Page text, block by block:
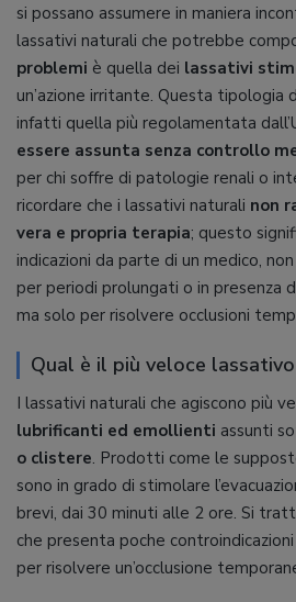
si possano assumere in maniera
lassativi naturali che potrebbe
problemi è quella dei lassativi
un’azione irritante. Questa tipologia
infatti quella più regolamentata
essere assunta senza controllo
per chi soffre di patologie renali o
ricordare che i lassativi naturali non
vera e propria terapia; questo
indicazioni da parte di un medico,
per periodi prolungati o in presenza
ma solo per risolvere occlusioni
Qual è il più veloce
I lassativi naturali che agiscono più
lubrificanti ed emollienti assunti
o clistere. Prodotti come le
sono in grado di stimolare
brevi, dai 30 minuti alle 2 ore. Si
che presenta poche
per risolvere un’occlusione